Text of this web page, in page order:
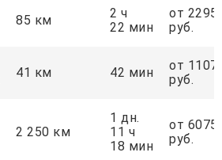
85 км
2 ч
22 мин
от 2295
руб.
41 км 42 мин
от 1107
руб.
2 250 км
1 дн.
11 ч
18 мин
от
руб.